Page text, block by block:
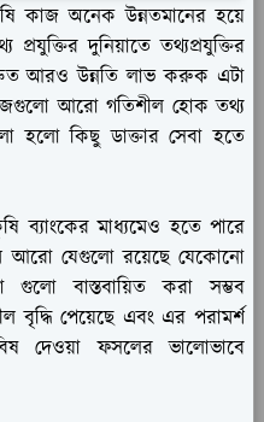
কাজ অনেক উন্নতমানের হয়ে
দুনিয়াতে তথ্যপ্রযুক্তির
আরও উন্নতি লাভ করুক এটা
আরো গতিশীল হোক তথ্য
হলো কিছু ডাক্তার সেবা হতে
ব্যাংকের মাধ্যমেও হতে পারে
আরো যেগুলো রয়েছে যেকোনো
গুলো বাস্তবায়িত করা সম্ভব
বৃদ্ধি পেয়েছে এবং এর পরামর্শ
দেওয়া ফসলের ভালোভাবে